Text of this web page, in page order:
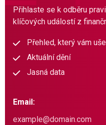
Přihlaste se k odběru
klíčových událostí z
Přehled, který vám
Aktuální dění
Jasná data
Email: